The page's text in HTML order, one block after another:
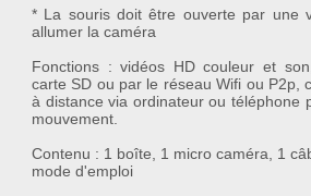
* La souris doit être ouverte par une
allumer la caméra
Fonctions : vidéos HD couleur et
carte SD ou par le réseau Wifi ou P2p,
à distance via ordinateur ou téléphone
mouvement.
Contenu : 1 boîte, 1 micro caméra, 1
mode d'emploi